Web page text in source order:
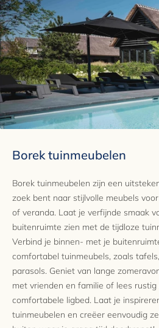
Borek tuinmeubelen
Borek tuinmeubelen zijn een
zoek bent naar stijlvolle meubels
of veranda. Laat je verfijnde smaak
buitenruimte zien met de tijdloze
Verbind je binnen- met je
comfortabel tuinmeubels, zoals
parasols. Geniet van lange
met vrienden en familie of lees rustig
comfortabele ligbed. Laat je
tuinmeubelen en creëer eenvoudig